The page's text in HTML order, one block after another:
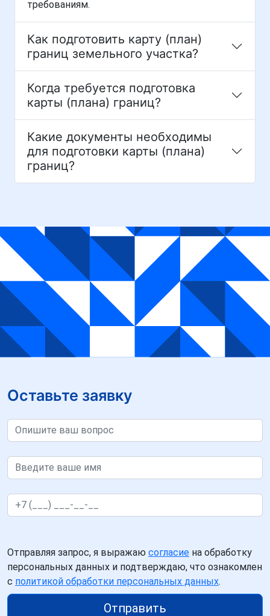
требованиям.
Как подготовить карту (план)
границ земельного участка?
Когда требуется подготовка
карты (плана) границ?
Какие документы необходимы
для подготовки карты (плана)
границ?
Оставьте заявку
Отправляя запрос, я выражаю согласие на обработку
персональных данных и подтверждаю, что ознакомлен
с политикой обработки персональных данных.
Отправить